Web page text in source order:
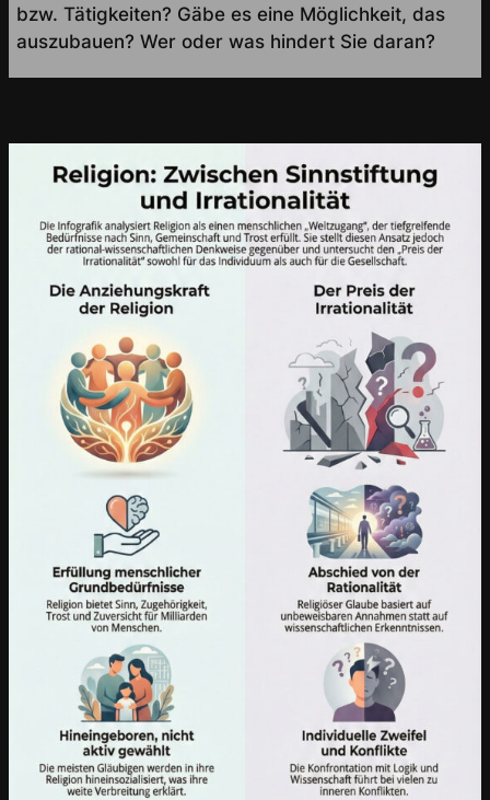
bzw. Tätigkeiten? Gäbe es eine Möglichkeit, das
auszubauen? Wer oder was hindert Sie daran?